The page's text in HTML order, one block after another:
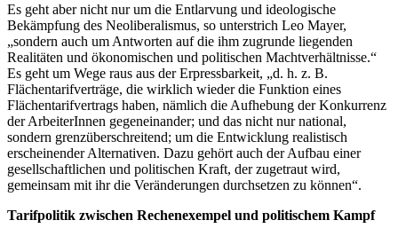
Es geht aber nicht nur um die Entlarvung und ideologische
Bekämpfung des Neoliberalismus, so unterstrich Leo Mayer,
„sondern auch um Antworten auf die ihm zugrunde liegenden
Realitäten und ökonomischen und politischen Machtverhältnisse.“
Es geht um Wege raus aus der Erpressbarkeit, „d. h. z. B.
Flächentarifverträge, die wirklich wieder die Funktion eines
Flächentarifvertrags haben, nämlich die Aufhebung der Konkurrenz
der ArbeiterInnen gegeneinander; und das nicht nur national,
sondern grenzüberschreitend; um die Entwicklung realistisch
erscheinender Alternativen. Dazu gehört auch der Aufbau einer
gesellschaftlichen und politischen Kraft, der zugetraut wird,
gemeinsam mit ihr die Veränderungen durchsetzen zu können“.
Tarifpolitik zwischen Rechenexempel und politischem Kampf